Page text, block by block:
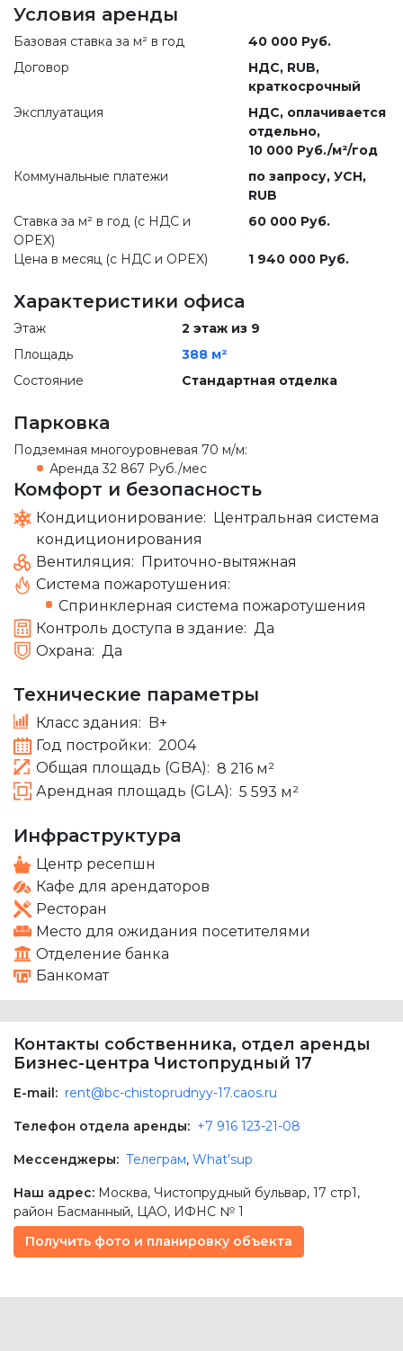
Условия аренды
Базовая ставка за м² в год
40 000 Руб.
Договор
НДС, RUB,
краткосрочный
Эксплуатация
НДС, оплачивается
отдельно,
10 000 Руб./м²/год
Коммунальные платежи
по запросу, УСН,
RUB
Ставка за м² в год (c НДС и
OPEX)
60 000 Руб.
Цена в месяц (с НДС и OPEX) 1 940 000 Руб.
Характеристики офиса
Этаж
2 этаж из 9
Площадь
388 м²
Состояние
Стандартная отделка
Парковка
Подземная многоуровневая 70 м/м:
Аренда 32 867 Руб./мес
Комфорт и безопасность
Кондиционирование:
Центральная система
кондиционирования
Вентиляция:
Приточно-вытяжная
Система пожаротушения:
Спринклерная система пожаротушения
Контроль доступа в здание: Да
Охрана: Да
Технические параметры
Класс здания:
B+
Год постройки: 2004
Общая площадь (GBA): 8 216 м²
Арендная площадь (GLA): 5 593 м²
Инфраструктура
Центр ресепшн
Кафе для арендаторов
Ресторан
Место для ожидания посетителями
Отделение банка
Банкомат
Контакты собственника, отдел аренды
Бизнес-центра Чистопрудный 17
E-mail: rent@bc-chistoprudnyy-17.caos.ru
Телефон отдела аренды: +7 916 123-21-08
Мессенджеры: Телеграм, What'sup
Наш адрес: Москва, Чистопрудный бульвар, 17 стр1 ,
район Басманный, ЦАО, ИФНС № 1
Получить фото и планировку объекта